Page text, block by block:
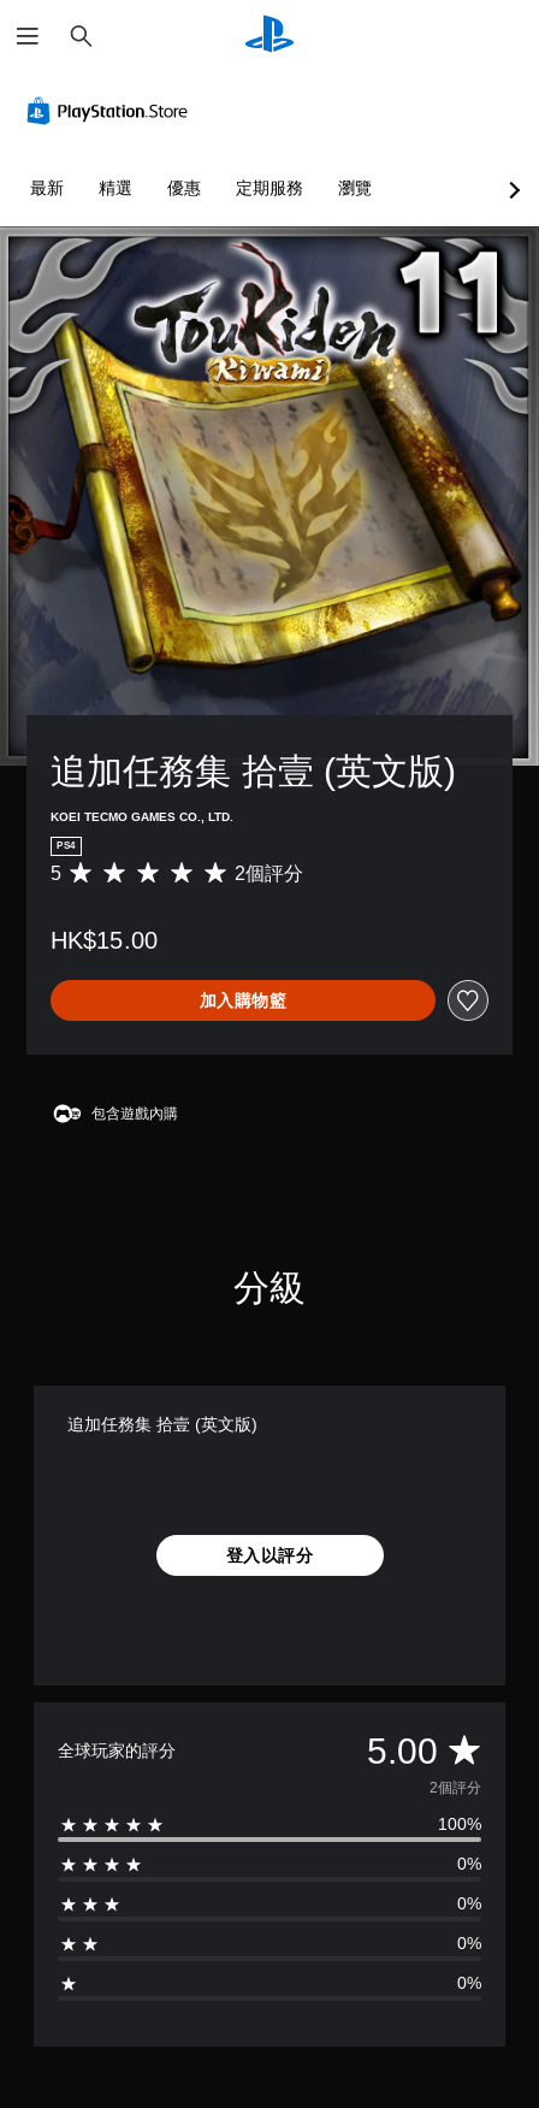
尋
最新 精選 優惠 定期服務 瀏覽
追加任務集 拾壹 (英文版)
KOEI TECMO GAMES CO., LTD.
PS4
平
分
5
顆
星
5
5 2個評分
HK$15.00
加入購物籃
包含遊戲內購
分級
追加任務集 拾壹 (英文版)
登入以評分
全球玩家的評分 5.00 平
均
評
分
5
星
2個評分
100%
0%
0%
0%
0%